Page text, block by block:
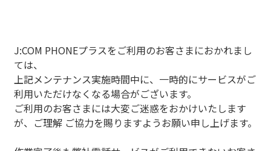
J:COM PHONEプラスをご利用のお客さまにおかれまし
ては、
上記メンテナンス実施時間中に、一時的にサービスがご
利用いただけなくなる場合がございます。
ご利用のお客さまには大変ご迷惑をおかけいたします
が、ご理解 ご協力を賜りますようお願い申し上げます。